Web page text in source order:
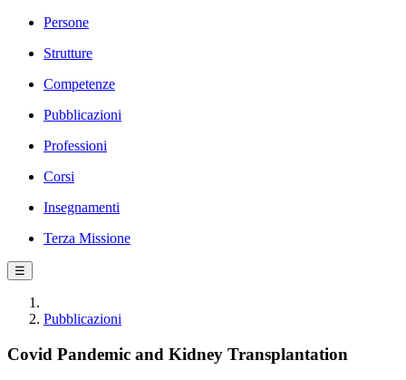
Persone
Strutture
Competenze
Pubblicazioni
Professioni
Corsi
Insegnamenti
Terza Missione
☰
Pubblicazioni
Covid Pandemic and Kidney Transplantation